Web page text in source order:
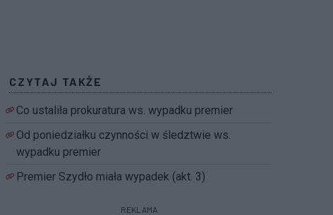
CZYTAJ TAKŻE
Co ustaliła prokuratura ws. wypadku premier
Od poniedziałku czynności w śledztwie ws.
wypadku premier
Premier Szydło miała wypadek (akt. 3)
REKLAMA